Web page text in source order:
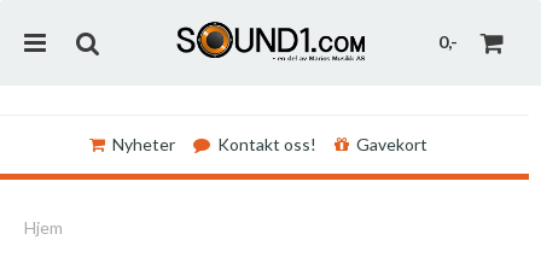
0,-
Nyheter Kontakt oss! Gavekort
Hjem